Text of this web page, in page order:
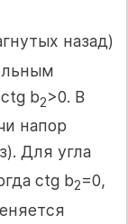
назад)
b2>0. В
напор
Для угла
ctg b2=0,